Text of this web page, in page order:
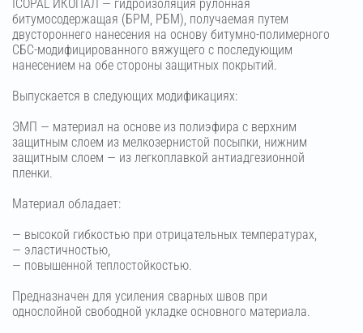
ICOPAL ИКОПАЛ — гидроизоляция рулонная
битумосодержащая (БРМ, РБМ), получаемая путем
двустороннего нанесения на основу битумно-полимерного
СБС-модифицированного вяжущего с последующим
нанесением на обе стороны защитных покрытий.
Выпускается в следующих модификациях:
ЭМП — материал на основе из полиэфира с верхним
защитным слоем из мелкозернистой посыпки, нижним
защитным слоем — из легкоплавкой антиадгезионной
пленки.
Материал обладает:
— высокой гибкостью при отрицательных температурах,
— эластичностью,
— повышенной теплостойкостью.
Предназначен для усиления сварных швов при
однослойной свободной укладке основного материала.